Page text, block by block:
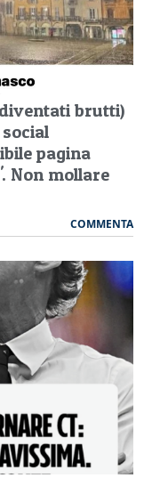
brutti)
pagina
Non mollare
COMMENTA